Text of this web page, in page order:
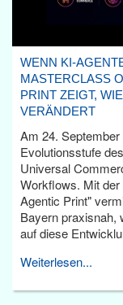
WENN KI-
MASTERCLASS
PRINT ZEIGT,
VERÄNDERT
Am 24.
Evolutionsstufe
Universal
Workflows. Mit
Agentic Print"
Bayern praxisnah,
auf diese
Weiterlesen...